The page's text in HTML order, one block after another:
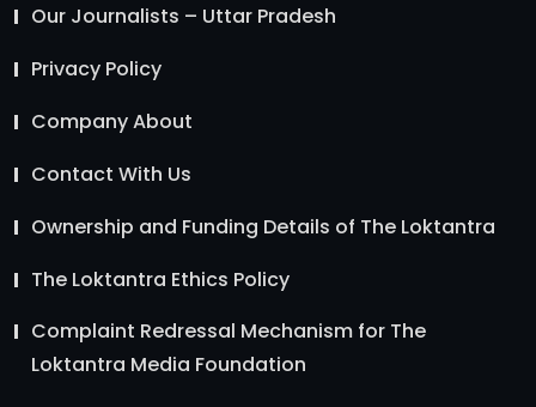
Our Journalists – Uttar Pradesh
Privacy Policy
Company About
Contact With Us
Ownership and Funding Details of The Loktantra
The Loktantra Ethics Policy
Complaint Redressal Mechanism for The
Loktantra Media Foundation